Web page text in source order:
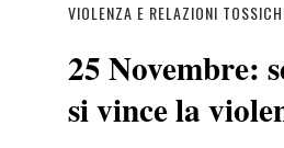
VIOLENZA E RELAZIONI
25 Novembre:
si vince la